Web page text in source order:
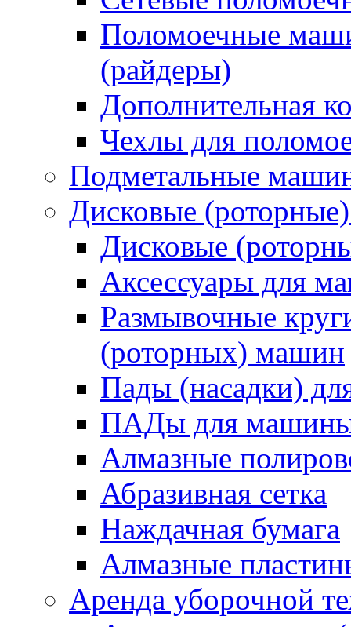
Поломоечные
(райдеры)
Дополнительная
Чехлы для
Подметальные
Дисковые
Дисковые
Аксессуары для
Размывочные
(роторных) машин
Пады (насадки)
ПАДы для
Алмазные
Абразивная сетка
Наждачная бумага
Алмазные
Аренда уборочной